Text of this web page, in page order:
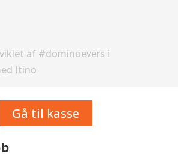
af #dominoevers i
Itino
Gå til kasse